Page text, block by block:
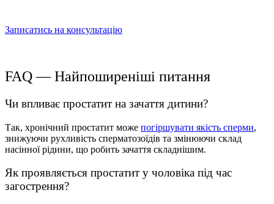
Записатись на консультацію
FAQ — Найпоширеніші питання
Чи впливає простатит на зачаття дитини?
Так, хронічний простатит може погіршувати якість сперми,
знижуючи рухливість сперматозоїдів та змінюючи склад
насінної рідини, що робить зачаття складнішим.
Як проявляється простатит у чоловіка під час
загострення?